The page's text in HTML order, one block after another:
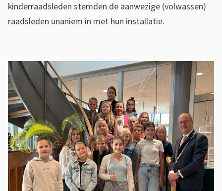
kinderraadsleden stemden de aanwezige (volwassen)
raadsleden unaniem in met hun installatie.